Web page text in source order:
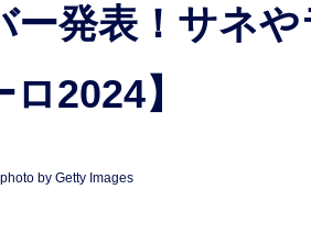
ー発表！サネ
ロ2024】
photo by Getty Images